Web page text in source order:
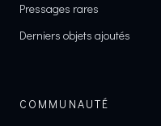
Pressages rares
Derniers objets ajoutés
COMMUNAUTÉ